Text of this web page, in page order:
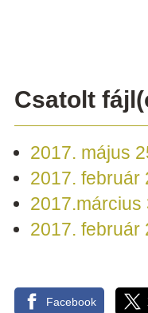
Csatolt
2017. május
2017. február
2017.március
2017. február
Facebook